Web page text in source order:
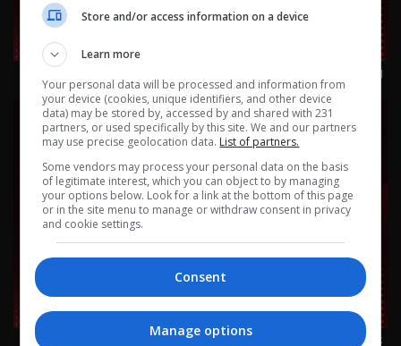
ورقة بيضاء 23-7-2026 | 2026
عل ماشي - شنو الي يضوجك؟ 22-7-2026 | 2026
Store and/or access information on a device
Learn more
Your personal data will be processed and information from
your device (cookies, unique identifiers, and other device
data) may be stored by, accessed by and shared with 231
partners, or used specifically by this site. We and our partners
may use precise geolocation data. List of partners.
Some vendors may process your personal data on the basis
of legitimate interest, which you can object to by managing
your options below. Look for a link at the bottom of this page
or in the site menu to manage or withdraw consent in privacy
and cookie settings.
Consent
Manage options